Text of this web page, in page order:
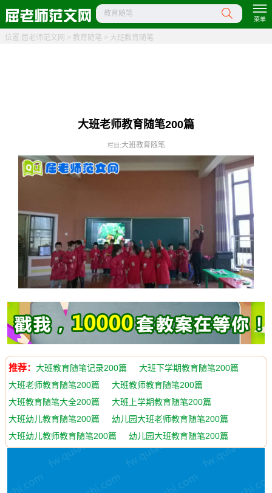
教育随笔
菜单
位置: 屈老师范文网 > 教育随笔 > 大班教育随笔
大班老师教育随笔200篇
栏目:大班教育随笔
推荐： 大班教育随笔记录200篇
大班下学期教育随笔200篇
大班老师教育随笔200篇
大班教师教育随笔200篇
大班教育随笔大全200篇
大班上学期教育随笔200篇
大班幼儿教育随笔200篇
幼儿园大班老师教育随笔200篇
大班幼儿教师教育随笔200篇
幼儿园大班教育随笔200篇